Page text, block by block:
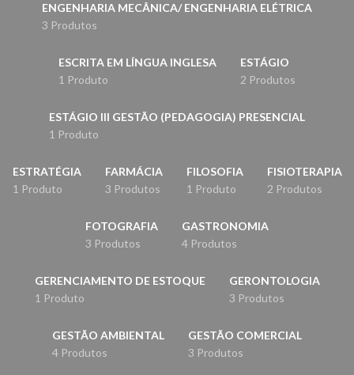
ENGENHARIA MECÂNICA/ ENGENHARIA ELÉTRICA
3 Produtos
ESCRITA EM LÍNGUA INGLESA
1 Produto
ESTÁGIO
2 Produtos
ESTÁGIO III GESTÃO (PEDAGOGIA) PRESENCIAL
1 Produto
ESTRATÉGIA
1 Produto
FARMÁCIA
3 Produtos
FILOSOFIA
1 Produto
FISIOTERAPIA
2 Produtos
FOTOGRAFIA
3 Produtos
GASTRONOMIA
4 Produtos
GERENCIAMENTO DE ESTOQUE
1 Produto
GERONTOLOGIA
3 Produtos
GESTÃO AMBIENTAL
4 Produtos
GESTÃO COMERCIAL
3 Produtos